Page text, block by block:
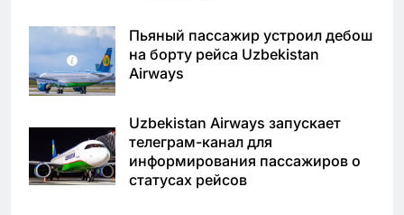
Пьяный пассажир устроил дебош
на борту рейса Uzbekistan
Airways
Uzbekistan Airways запускает
телеграм-канал для
информирования пассажиров о
статусах рейсов